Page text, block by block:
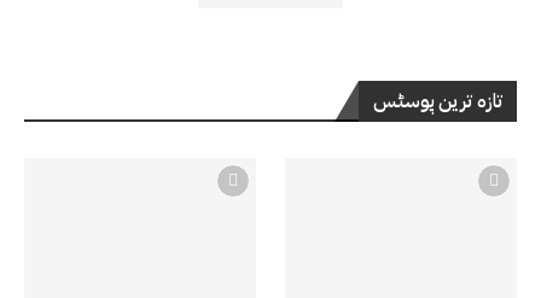
تازہ ترین پوسٹس